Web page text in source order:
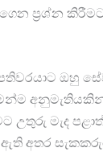
ප්‍රශ්න
ඔහු
මැද
අතර